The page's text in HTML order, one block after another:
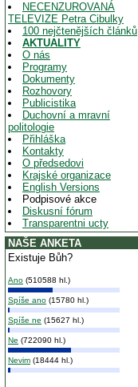
NECENZUROVANÁ
TELEVIZE Petra Cibulky
100 nejčtenějších článků
AKTUALITY
O nás
Programy
Dokumenty
Rozhovory
Publicistika
Duchovní a mravní
politologie
Přihláška
Kontakty
O předsedovi
Krajské organizace
English Versions
Podpisové akce
Diskusní fórum
Transparentni ucty
NAŠE ANKETA
Existuje Bůh?
Ano (510588 hl.)
Spíše ano (15780 hl.)
Spíše ne (15627 hl.)
Ne (722090 hl.)
Nevim (18444 hl.)